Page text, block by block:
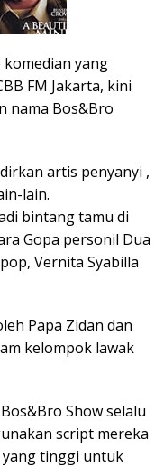
komedian yang
FM Jakarta, kini
nama Bos&Bro
artis penyanyi ,
lain.
bintang tamu di
Gopa personil Dua
Vernita Syabilla
Papa Zidan dan
kelompok lawak
Show selalu
script mereka
yang tinggi untuk